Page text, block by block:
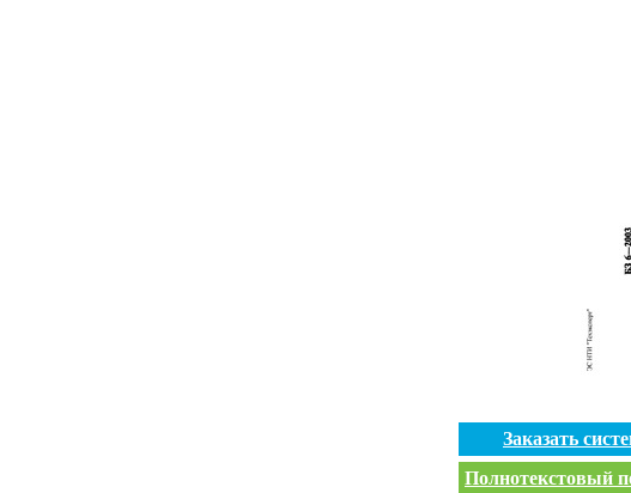
Заказать
Полнотекстовый